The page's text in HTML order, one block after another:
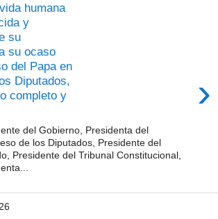
humana
y
su
su ocaso
del Papa en
Diputados,
completo y
›
del Gobierno, Presidenta del
de los Diputados, Presidente del
Presidente del Tribunal Constitucional,